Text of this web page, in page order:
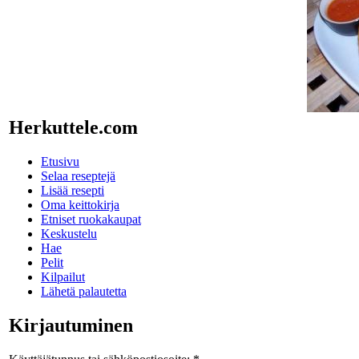
Herkuttele.com
Etusivu
Selaa reseptejä
Lisää resepti
Oma keittokirja
Etniset ruokakaupat
Keskustelu
Hae
Pelit
Kilpailut
Lähetä palautetta
Kirjautuminen